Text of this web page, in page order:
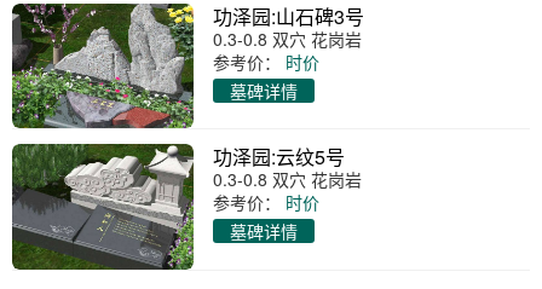
功泽园:山石碑3号
0.3-0.8 双穴 花岗岩
参考价：
时价
墓碑详情
功泽园:云纹5号
0.3-0.8 双穴 花岗岩
参考价：
时价
墓碑详情